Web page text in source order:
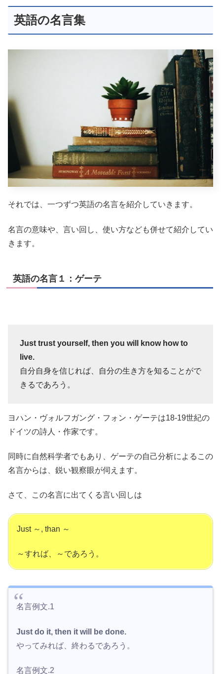
英語の名言集
それでは、一つずつ英語の名言を紹介していきます。
名言の意味や、言い回し、使い方なども併せて紹介してい
きます。
英語の名言１：ゲーテ
Just trust yourself, then you will know how to
live.
自分自身を信じれば、自分の生き方を知ることがで
きるであろう。
ヨハン・ヴォルフガング・フォン・ゲーテは18-19世紀の
ドイツの詩人・作家です。
同時に自然科学者でもあり、ゲーテの自己分析によるこの
名言からは、鋭い観察眼が伺えます。
さて、この名言に出てくる言い回しは
Just ～, than ～
～すれば、～であろう。
名言例文.1
Just do it, then it will be done.
やってみれば、終わるであろう。
名言例文.2